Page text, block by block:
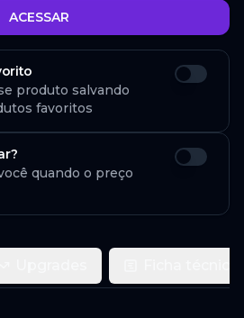
ACESSAR
produto salvando
favoritos
quando o preço